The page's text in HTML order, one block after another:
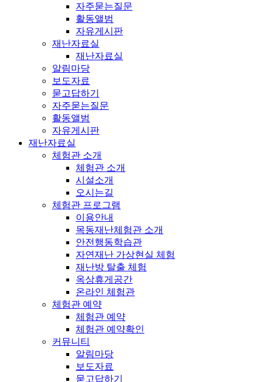
자주묻는질문
활동앨범
자유게시판
재난자료실
재난자료실
알림마당
보도자료
묻고답하기
자주묻는질문
활동앨범
자유게시판
재난자료실
체험관 소개
체험관 소개
시설소개
오시는길
체험관 프로그램
이용안내
목동재난체험관 소개
안전행동학습관
자연재난 가상현실 체험
재난방 탈출 체험
옥상휴게공간
온라인 체험관
체험관 예약
체험관 예약
체험관 예약확인
커뮤니티
알림마당
보도자료
묻고답하기